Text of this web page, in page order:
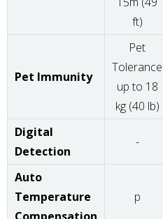
ft)
Pet Immunity
Pet
Tolerance
up to 18
kg (40 lb)
Digital
Detection
-
Auto
Temperature
p